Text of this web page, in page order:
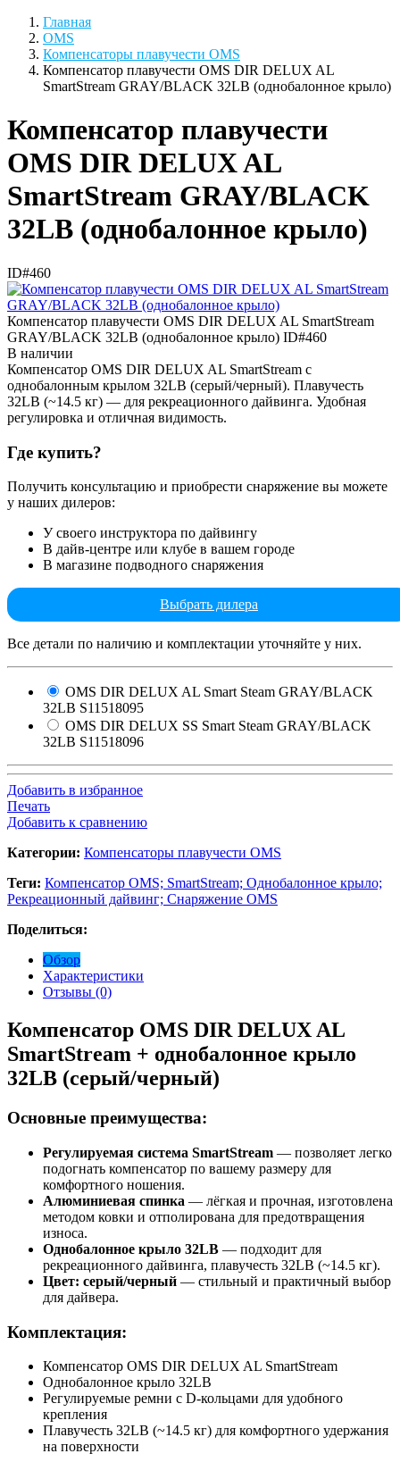
Главная
OMS
Компенсаторы плавучести OMS
Компенсатор плавучести OMS DIR DELUX AL
SmartStream GRAY/BLACK 32LB (однобалонное крыло)
Компенсатор плавучести
OMS DIR DELUX AL
SmartStream GRAY/BLACK
32LB (однобалонное крыло)
ID#460
Компенсатор плавучести OMS DIR DELUX AL SmartStream
GRAY/BLACK 32LB (однобалонное крыло) ID#460
В наличии
Компенсатор OMS DIR DELUX AL SmartStream с
однобалонным крылом 32LB (серый/черный). Плавучесть
32LB (~14.5 кг) — для рекреационного дайвинга. Удобная
регулировка и отличная видимость.
Где купить?
Получить консультацию и приобрести снаряжение вы можете
у наших дилеров:
У своего инструктора по дайвингу
В дайв-центре или клубе в вашем городе
В магазине подводного снаряжения
Выбрать дилера
Все детали по наличию и комплектации уточняйте у них.
OMS DIR DELUX AL Smart Steam GRAY/BLACK
32LB S11518095
OMS DIR DELUX SS Smart Steam GRAY/BLACK
32LB S11518096
Добавить в избранное
Печать
Добавить к сравнению
Категории: Компенсаторы плавучести OMS
Теги: Компенсатор OMS; SmartStream; Однобалонное крыло;
Рекреационный дайвинг; Снаряжение OMS
Поделиться:
Обзор
Характеристики
Отзывы (0)
Компенсатор OMS DIR DELUX AL
SmartStream + однобалонное крыло
32LB (серый/черный)
Основные преимущества:
Регулируемая система SmartStream — позволяет легко
подогнать компенсатор по вашему размеру для
комфортного ношения.
Алюминиевая спинка — лёгкая и прочная, изготовлена
методом ковки и отполирована для предотвращения
износа.
Однобалонное крыло 32LB — подходит для
рекреационного дайвинга, плавучесть 32LB (~14.5 кг).
Цвет: серый/черный — стильный и практичный выбор
для дайвера.
Комплектация:
Компенсатор OMS DIR DELUX AL SmartStream
Однобалонное крыло 32LB
Регулируемые ремни с D-кольцами для удобного
крепления
Плавучесть 32LB (~14.5 кг) для комфортного удержания
на поверхности